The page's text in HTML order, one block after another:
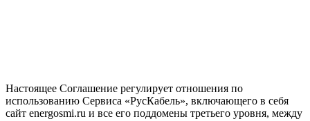
Настоящее Соглашение регулирует отношения по
использованию Сервиса «РусКабель», включающего в себя
сайт energosmi.ru и все его поддомены третьего уровня, между